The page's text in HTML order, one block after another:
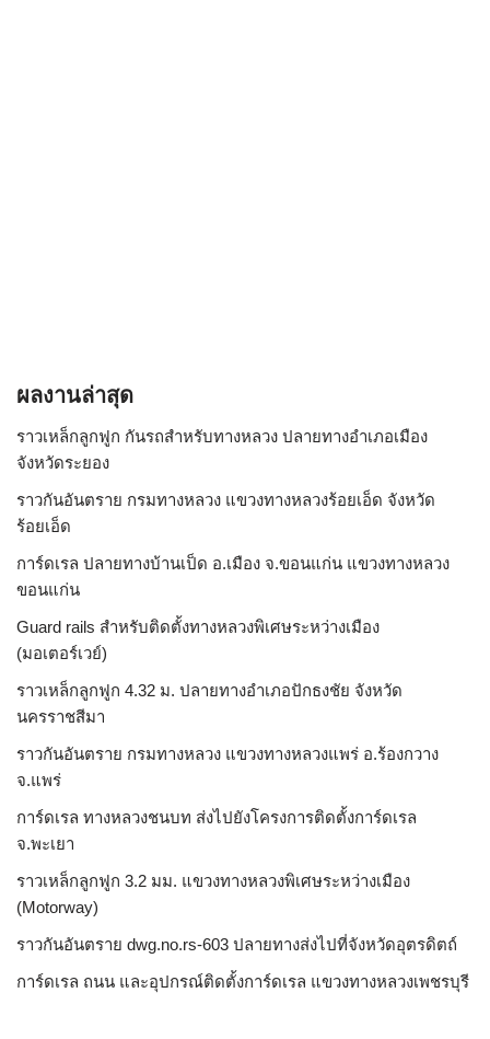
ผลงานล่าสุด
ราวเหล็กลูกฟูก กันรถสําหรับทางหลวง ปลายทางอำเภอเมือง
จังหวัดระยอง
ราวกันอันตราย กรมทางหลวง แขวงทางหลวงร้อยเอ็ด จังหวัด
ร้อยเอ็ด
การ์ดเรล ปลายทางบ้านเป็ด อ.เมือง จ.ขอนแก่น แขวงทางหลวง
ขอนแก่น
Guard rails สำหรับติดตั้งทางหลวงพิเศษระหว่างเมือง
(มอเตอร์เวย์)
ราวเหล็กลูกฟูก 4.32 ม. ปลายทางอำเภอปักธงชัย จังหวัด
นครราชสีมา
ราวกันอันตราย กรมทางหลวง แขวงทางหลวงแพร่ อ.ร้องกวาง
จ.แพร่
การ์ดเรล ทางหลวงชนบท ส่งไปยังโครงการติดตั้งการ์ดเรล
จ.พะเยา
ราวเหล็กลูกฟูก 3.2 มม. แขวงทางหลวงพิเศษระหว่างเมือง
(Motorway)
ราวกันอันตราย dwg.no.rs-603 ปลายทางส่งไปที่จังหวัดอุตรดิตถ์
การ์ดเรล ถนน และอุปกรณ์ติดตั้งการ์ดเรล แขวงทางหลวงเพชรบุรี